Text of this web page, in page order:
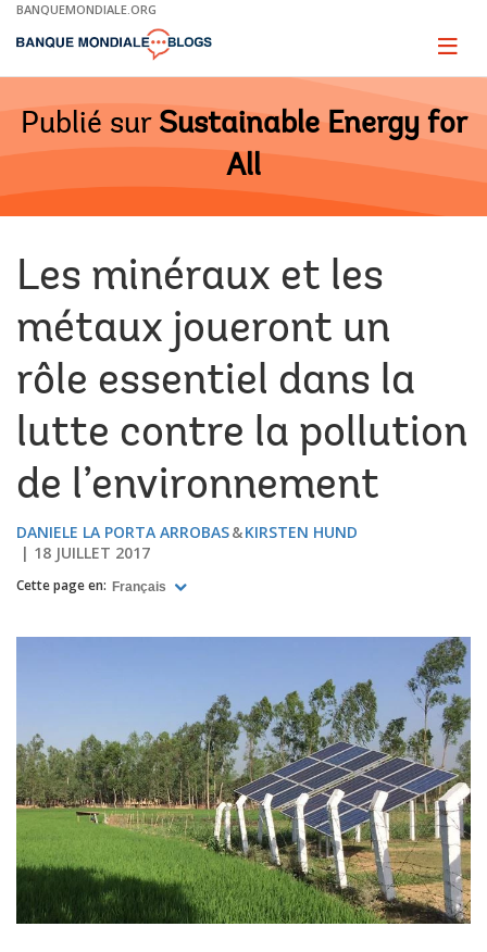
Skip
Main
BANQUEMONDIALE.ORG
Page
Publié sur Sustainable Energy for
All
Les minéraux et les
métaux joueront un
rôle essentiel dans la
lutte contre la pollution
de l’environnement
DANIELE LA PORTA ARROBAS
KIRSTEN HUND
18 JUILLET 2017
Cette page en: Français